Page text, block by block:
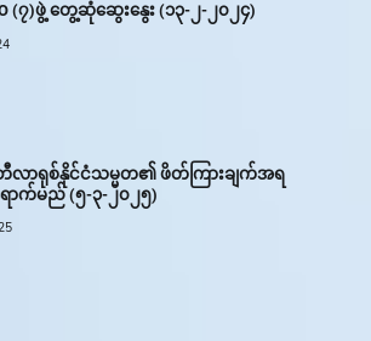
(၇)ဖွဲ့ တွေ့ဆုံဆွေးနွေး (၁၃-၂-၂၀၂၄)
ဘီလာရုစ်နိုင်ငံသမ္မတ၏ ဖိတ်ကြားချက်အရ
ာက်မည် (၅-၃-၂၀၂၅)